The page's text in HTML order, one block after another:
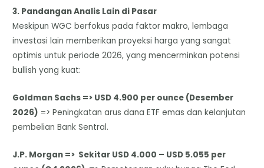
​3. Pandangan Analis Lain di Pasar
​Meskipun WGC berfokus pada faktor makro, lembaga
investasi lain memberikan proyeksi harga yang sangat
optimis untuk periode 2026, yang mencerminkan potensi
bullish yang kuat:
Goldman Sachs => USD 4.900 per ounce (Desember
2026) => Peningkatan arus dana ETF emas dan kelanjutan
pembelian Bank Sentral.
J.P. Morgan => Sekitar USD 4.000 – USD 5.055 per